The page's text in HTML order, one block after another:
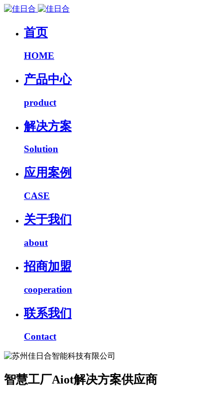
首页
HOME
产品中心
product
解决方案
Solution
应用案例
CASE
关于我们
about
招商加盟
cooperation
联系我们
Contact
智慧工厂Aiot解决方案供应商